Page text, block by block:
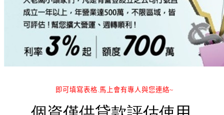
即可填寫表格.馬上會有專人與您連絡~